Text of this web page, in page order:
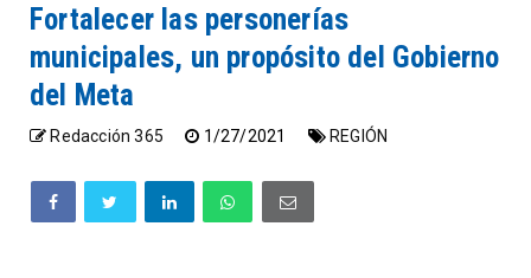
Fortalecer las personerías
municipales, un propósito del Gobierno
del Meta
Redacción 365 1/27/2021 REGIÓN